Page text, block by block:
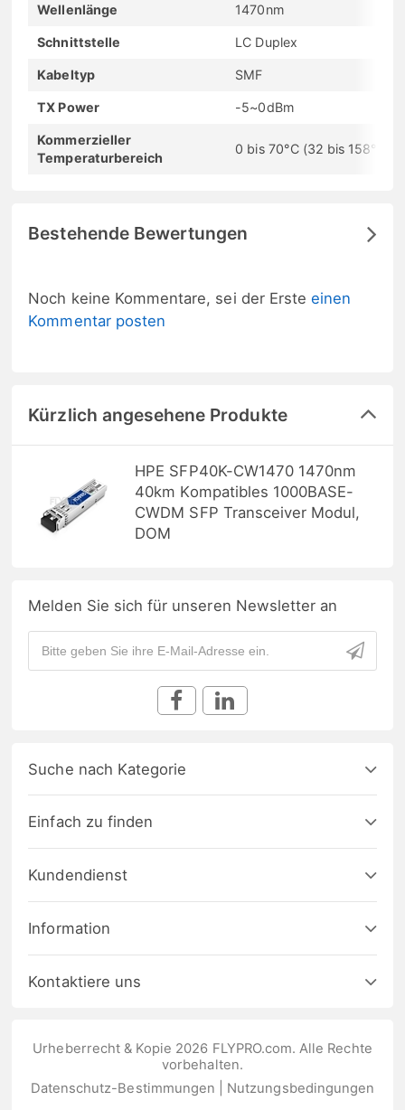
Wellenlänge 1470nm
Schnittstelle LC Duplex
Kabeltyp SMF
TX Power -5~0dBm
Kommerzieller
Temperaturbereich
0 bis 70°C (32 bis 158°F)
Bestehende Bewertungen
Noch keine Kommentare, sei der Ersteeinen
Kommentar posten
Kürzlich angesehene Produkte
HPE SFP40K-CW1470 1470nm
40km Kompatibles 1000BASE-
CWDM SFP Transceiver Modul,
DOM
Melden Sie sich für unseren Newsletter an
Suche nach Kategorie
Einfach zu finden
Kundendienst
Information
Kontaktiere uns
Urheberrecht & Kopie 2026 FLYPRO.com. Alle Rechte
vorbehalten.
Datenschutz-Bestimmungen
Nutzungsbedingungen